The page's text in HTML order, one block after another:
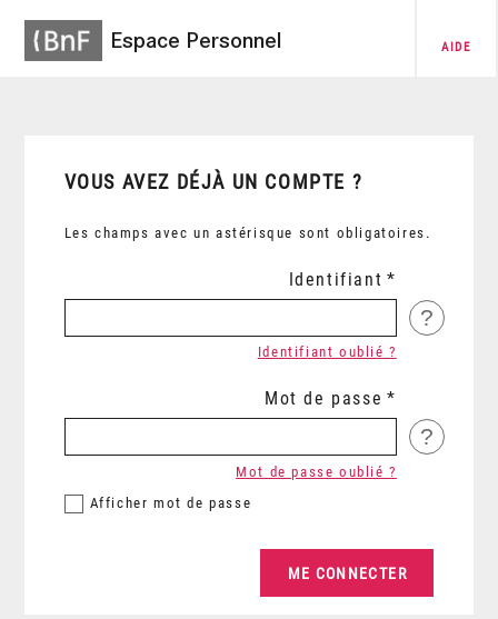
Espace Personnel AIDE
VOUS AVEZ DÉJÀ UN COMPTE ?
Les champs avec un astérisque sont obligatoires.
Identifiant
?
Identifiant oublié ?
Mot de passe
?
Afficher mot de passe
Mot de passe oublié ?